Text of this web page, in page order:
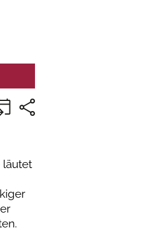
läutet